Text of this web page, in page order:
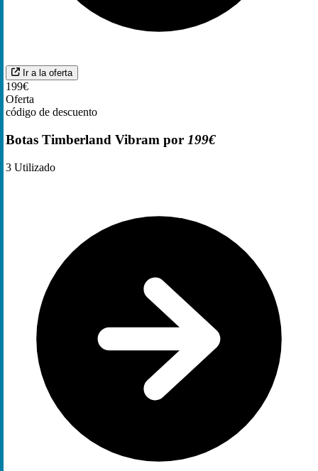
Ir a la oferta
199€
Oferta
código de descuento
Botas Timberland Vibram por 199€
3 Utilizado